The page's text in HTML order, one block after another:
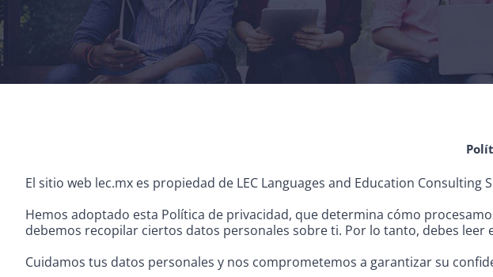
El sitio web lec.mx es propiedad de LEC Languages and Education
Hemos adoptado esta Política de privacidad, que determina cómo
debemos recopilar ciertos datos personales sobre ti. Por lo tanto, debes leer
Cuidamos tus datos personales y nos comprometemos a garantizar su